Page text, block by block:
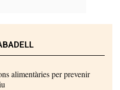
alimentàries per prevenir